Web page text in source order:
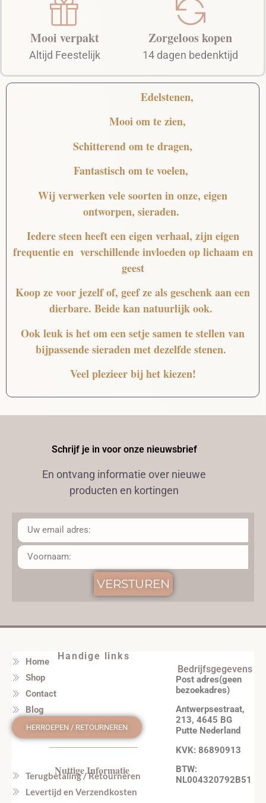
Mooi verpakt
Altijd Feestelijk
Zorgeloos kopen
14 dagen bedenktijd
Edelstenen,
Mooiom te zien,
Schitterendom te dragen,
Fantastischom te voelen,
Wij verwerken vele soorten in onze, eigen
ontworpen, sieraden.
Iedere steen heeft een eigen verhaal, zijn eigen
frequentie en verschillende invloeden op lichaam en
geest
Koop ze voor jezelf of, geef ze als geschenk aan een
dierbare. Beide kan natuurlijk ook.
Ook leuk is het om een setje samen te stellen van
bijpassende sieraden met dezelfde stenen.
Veel plezieer bij het kiezen!
Schrijf je in voor onze nieuwsbrief
En ontvang informatie over nieuwe
producten en kortingen
VERSTUREN
Handige links
Home
Shop
Contact
Blog
HERROEPEN / RETOURNEREN
Nuttige Informatie
Terugbetaling / Retourneren
Levertijd en Verzendkosten
Bedrijfsgegevens
Post adres(geen
bezoekadres)
Antwerpsestraat,
213, 4645 BG
Putte Nederland
KVK: 86890913
BTW:
NL004320792B51